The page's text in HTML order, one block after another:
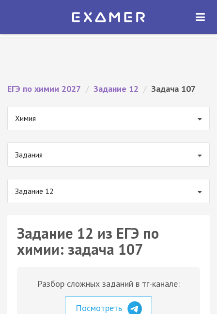
Экзамер — ЕГЭ 2027
ОТКРЫТЬ
ЕГЭ по химии 2027 / Задание 12 / Задача 107
Химия
Задания
Задание 12
Задание 12 из ЕГЭ по
химии: задача 107
Разбор сложных заданий в тг-канале:
Посмотреть